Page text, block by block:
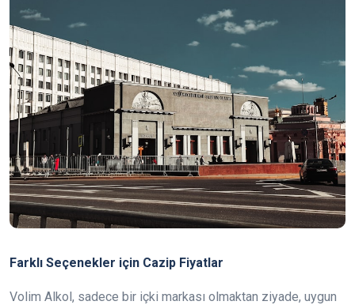
Farklı Seçenekler için Cazip Fiyatlar
Volim Alkol, sadece bir içki markası olmaktan ziyade, uygun